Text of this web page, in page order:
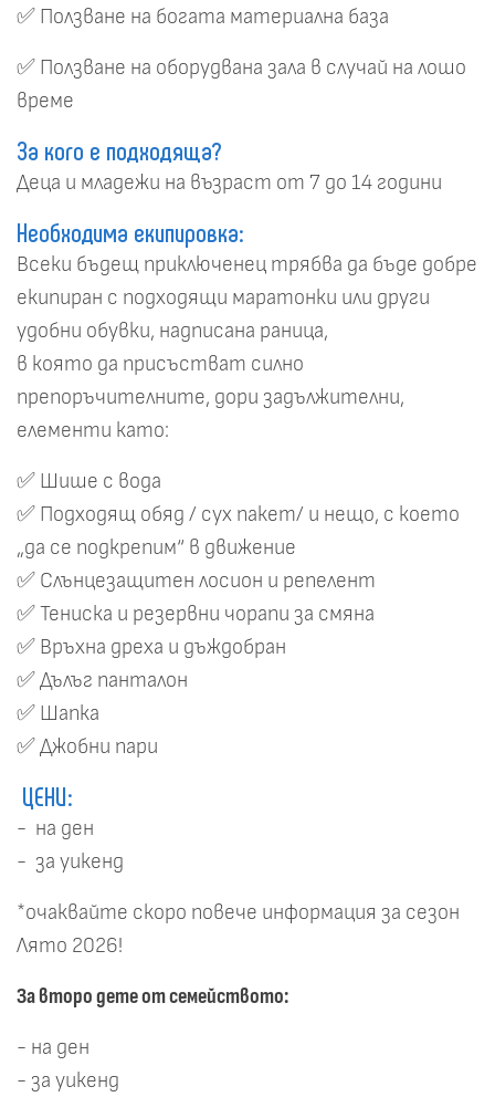
✅ Ползване на богата материална база
✅ Ползване на оборудвана зала в случай на лошо
време
За кого е подходяща?
Деца и младежи на възраст от 7 до 14 години
Необходима екипировка:
Всеки бъдещ приключенец трябва да бъде добре
екипиран с подходящи маратонки или други
удобни обувки, надписана раница,
в която да присъстват силно
препоръчителните, дори задължителни,
елементи като:
✅ Шише с вода
✅ Подходящ обяд / сух пакет/ и нещо, с което
„да се подкрепим“ в движение
✅ Слънцезащитен лосион и репелент
✅ Тениска и резервни чорапи за смяна
✅ Връхна дреха и дъждобран
✅ Дълъг панталон
✅ Шапка
✅ Джобни пари
ЦЕНИ:
- на ден
- за уикенд
*очаквайте скоро повече информация за сезон
Лято 2026!
За второ дете от семейството:
- на ден
- за уикенд